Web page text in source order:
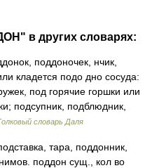
в других словарях:
поддоночек, нчик,
кладется подо дно сосуда:
под горячие горшки или
подсупник, подблюдник,
словарь Даля
тара, поддонник,
поддон сущ., кол во